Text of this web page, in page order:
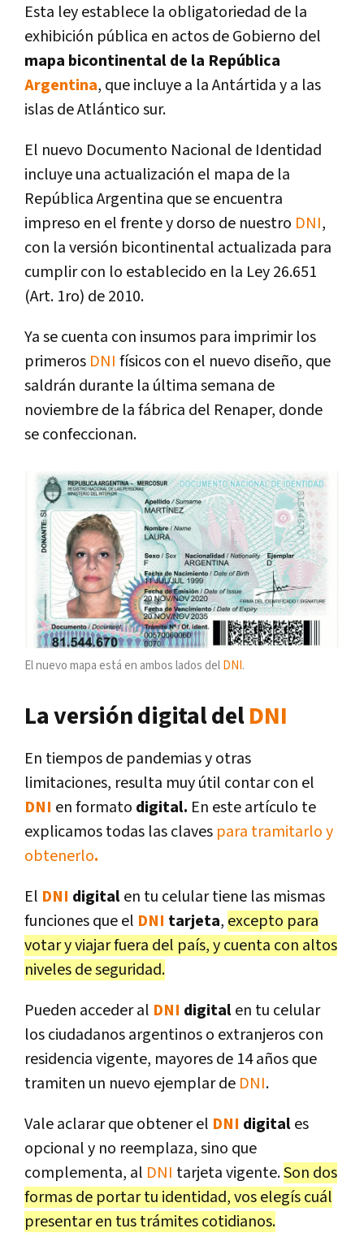
Esta ley establece la obligatoriedad de la
exhibición pública en actos de Gobierno del
mapa bicontinental de la República
Argentina, que incluye a la Antártida y a las
islas de Atlántico sur.
El nuevo Documento Nacional de Identidad
incluye una actualización el mapa de la
República Argentina que se encuentra
impreso en el frente y dorso de nuestro DNI,
con la versión bicontinental actualizada para
cumplir con lo establecido en la Ley 26.651
(Art. 1ro) de 2010.
Ya se cuenta con insumos para imprimir los
primeros DNI físicos con el nuevo diseño, que
saldrán durante la última semana de
noviembre de la fábrica del Renaper, donde
se confeccionan.
El nuevo mapa está en ambos lados del DNI.
La versión digital delDNI
En tiempos de pandemias y otras
limitaciones, resulta muy útil contar con el
DNI en formato digital. En este artículo te
explicamos todas las claves para tramitarlo y
obtenerlo.
El DNI digitalen tu celular tiene las mismas
funciones que el DNI tarjeta, excepto para
votar y viajar fuera del país, y cuenta con altos
niveles de seguridad.
Pueden acceder al DNI digitalen tu celular
los ciudadanos argentinos o extranjeros con
residencia vigente, mayores de 14 años que
tramiten un nuevo ejemplar de DNI.
Vale aclarar que obtener el DNI digitales
opcional y no reemplaza, sino que
complementa, al DNI tarjeta vigente.Son dos
formas de portar tu identidad, vos elegís cuál
presentar en tus trámites cotidianos.